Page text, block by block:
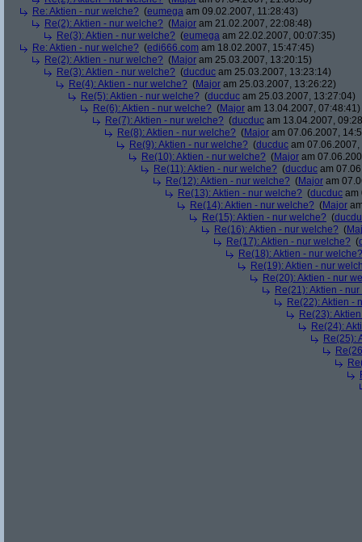
Re: Aktien - nur welche? (eumega am 09.02.2007, 11:28:43)
Re(2): Aktien - nur welche? (Major am 21.02.2007, 22:08:48)
Re(3): Aktien - nur welche? (eumega am 22.02.2007, 00:07:35)
Re: Aktien - nur welche? (edi666.com am 18.02.2007, 15:47:45)
Re(2): Aktien - nur welche? (Major am 25.03.2007, 13:20:15)
Re(3): Aktien - nur welche? (ducduc am 25.03.2007, 13:23:14)
Re(4): Aktien - nur welche? (Major am 25.03.2007, 13:26:22)
Re(5): Aktien - nur welche? (ducduc am 25.03.2007, 13:27:04)
Re(6): Aktien - nur welche? (Major am 13.04.2007, 07:48:41)
Re(7): Aktien - nur welche? (ducduc am 13.04.2007,
Re(8): Aktien - nur welche? (Major am 07.06.2007,
Re(9): Aktien - nur welche? (ducduc am
Re(10): Aktien - nur welche? (Major am
Re(11): Aktien - nur welche? (ducduc am
Re(12): Aktien - nur welche? (Major am
Re(13): Aktien - nur welche? (ducduc am
Re(14): Aktien - nur welche? (Major
Re(15): Aktien - nur welche? (
Re(16): Aktien - nur welche? (
Re(17): Aktien - nur welche? (
Re(18): Aktien - nur welche?
Re(19): Aktien - nur
Re(20): Aktien - nur
Re(21): Aktien -
Re(22): Aktien -
Re(23):
Re(24):
Re(25):